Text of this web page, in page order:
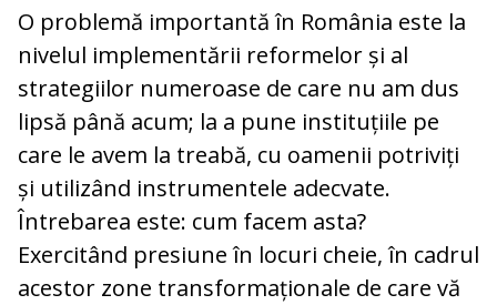
O problemă importantă în România este la
nivelul implementării reformelor și al
strategiilor numeroase de care nu am dus
lipsă până acum; la a pune instituțiile pe
care le avem la treabă, cu oamenii potriviți
și utilizând instrumentele adecvate.
Întrebarea este: cum facem asta?
Exercitând presiune în locuri cheie, în cadrul
acestor zone transformaționale de care vă